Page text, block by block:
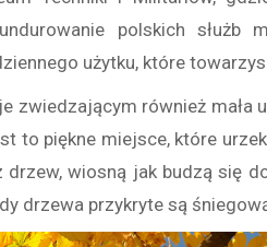
polskich
użytku, które
zwiedzającym również mała
to piękne miejsce, które
drzew, wiosną jak budzą się
drzewa przykryte są